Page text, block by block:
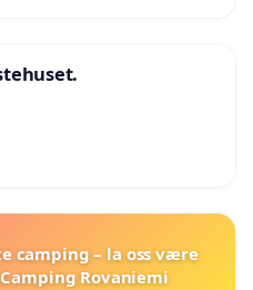
camping – la oss være
Rovaniemi